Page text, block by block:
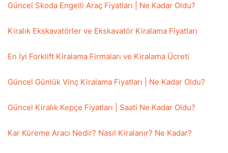
Güncel Skoda Engelli Araç Fiyatları | Ne Kadar Oldu?
Kiralık Ekskavatörler ve Ekskavatör Kiralama Fiyatları
En İyi Forklift Kiralama Firmaları ve Kiralama Ücreti
Güncel Günlük Vinç Kiralama Fiyatları | Ne Kadar Oldu?
Güncel Kiralık Kepçe Fiyatları | Saati Ne Kadar Oldu?
Kar Küreme Aracı Nedir? Nasıl Kiralanır? Ne Kadar?